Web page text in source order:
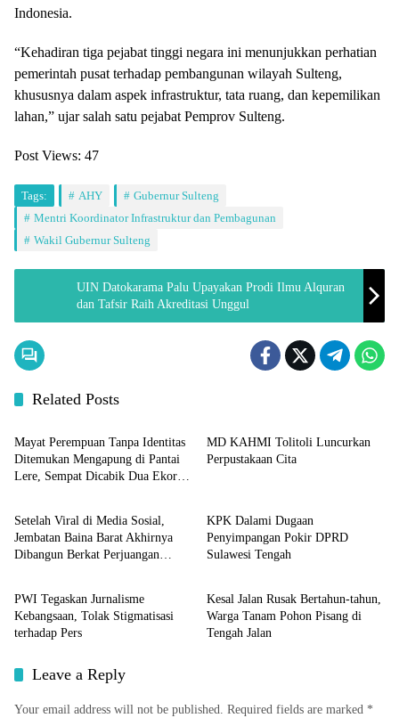
Indonesia.
“Kehadiran tiga pejabat tinggi negara ini menunjukkan perhatian
pemerintah pusat terhadap pembangunan wilayah Sulteng,
khususnya dalam aspek infrastruktur, tata ruang, dan kepemilikan
lahan,” ujar salah satu pejabat Pemprov Sulteng.
Post Views: 47
Tags: AHY
Gubernur Sulteng
Mentri Koordinator Infrastruktur dan Pembagunan
Wakil Gubernur Sulteng
UIN Datokarama Palu Upayakan Prodi Ilmu Alquran
dan Tafsir Raih Akreditasi Unggul
Related Posts
Sulteng
Mayat Perempuan Tanpa Identitas
Ditemukan Mengapung di Pantai
Lere, Sempat Dicabik Dua Ekor
MD KAHMI Tolitoli Luncurkan
Perpustakaan Cita
Sulteng
Setelah Viral di Media Sosial,
Jembatan Baina Barat Akhirnya
Dibangun Berkat Perjuangan
KPK Dalami Dugaan
Penyimpangan Pokir DPRD
Sulawesi Tengah
Sulteng
PWI Tegaskan Jurnalisme
Kebangsaan, Tolak Stigmatisasi
terhadap Pers
Sulteng
Kesal Jalan Rusak Bertahun-tahun,
Warga Tanam Pohon Pisang di
Tengah Jalan
Leave a Reply
Your email address will not be published. Required fields are marked *